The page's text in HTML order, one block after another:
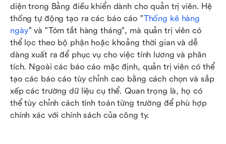
diện trong Bảng điều khiển dành cho quản trị viên. Hệ
thống tự động tạo ra các báo cáo "Thống kê hàng
ngày" và "Tóm tắt hàng tháng", mà quản trị viên có
thể lọc theo bộ phận hoặc khoảng thời gian và dễ
dàng xuất ra để phục vụ cho việc tính lương và phân
tích. Ngoài các báo cáo mặc định, quản trị viên có thể
tạo các báo cáo tùy chỉnh cao bằng cách chọn và sắp
xếp các trường dữ liệu cụ thể. Quan trọng là, họ có
thể tùy chỉnh cách tính toán từng trường để phù hợp
chính xác với chính sách của công ty.